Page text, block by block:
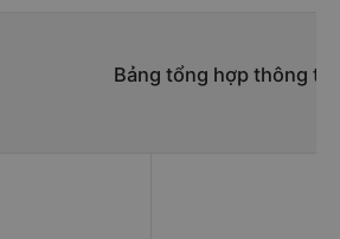
Bảng tổng hợp thông tin